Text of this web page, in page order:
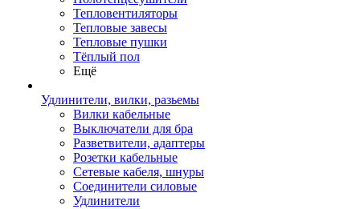
Тепловентиляторы
Тепловые завесы
Тепловые пушки
Тёплый пол
Ещё
Удлинители, вилки, разьемы
Вилки кабельные
Выключатели для бра
Разветвители, адаптеры
Розетки кабельные
Сетевые кабеля, шнуры
Соединители силовые
Удлинители